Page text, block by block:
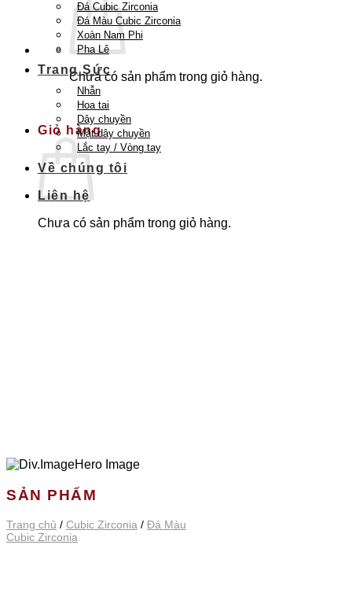
Chưa có sản phẩm trong giỏ hàng.
Quay trở lại cửa hàng
Giỏ hàng
Chưa có sản phẩm trong giỏ hàng.
Đá Cubic Zirconia
Đá Màu Cubic Zirconia
Xoàn Nam Phi
Pha Lê
Trang Sức
Nhẫn
Hoa tai
Dây chuyền
Mặt dây chuyền
Lắc tay / Vòng tay
Về chúng tôi
Liên hệ
SẢN PHẨM
Trang chủ / Cubic Zirconia / Đá Màu
Cubic Zirconia